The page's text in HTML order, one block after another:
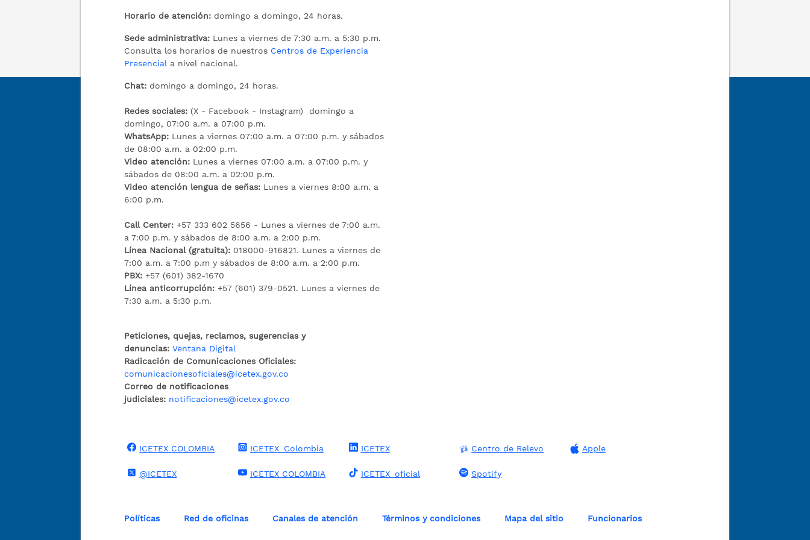
Horario de atención: domingo a domingo, 24 horas.
Sede administrativa: Lunes a viernes de 7:30 a.m. a 5:30 p.m.
Consulta los horarios de nuestros Centros de Experiencia
Presencial a nivel nacional.
Chat: domingo a domingo, 24 horas.
Redes sociales: (X - Facebook - Instagram) domingo a
domingo, 07:00 a.m. a 07:00 p.m.
WhatsApp: Lunes a viernes 07:00 a.m. a 07:00 p.m. y sábados
de 08:00 a.m. a 02:00 p.m.
Video atención: Lunes a viernes 07:00 a.m. a 07:00 p.m. y
sábados de 08:00 a.m. a 02:00 p.m.
Video atención lengua de señas: Lunes a viernes 8:00 a.m. a
6:00 p.m.
Call Center:+57 333 602 5656 - Lunes a viernes de 7:00 a.m.
a 7:00 p.m. y sábados de 8:00 a.m. a 2:00 p.m.
Línea Nacional (gratuita): 018000-916821. Lunes a viernes de
7:00 a.m. a 7:00 p.m y sábados de 8:00 a.m. a 2:00 p.m.
PBX:+57 (601) 382-1670
Línea anticorrupción:+57 (601) 379-0521. Lunes a viernes de
7:30 a.m. a 5:30 p.m.
Peticiones, quejas, reclamos, sugerencias y
denuncias: Ventana Digital
Radicación de Comunicaciones Oficiales:
comunicacionesoficiales@icetex.gov.co
Correo de notificaciones
judiciales: notificaciones@icetex.gov.co
ICETEX COLOMBIA
@ICETEX
ICETEX_Colombia
ICETEX COLOMBIA
ICETEX
ICETEX_oficial
Centro de Relevo
Spotify
Apple
Políticas Red de oficinas Canales de atención Términos y condiciones Mapa del sitio Funcionarios